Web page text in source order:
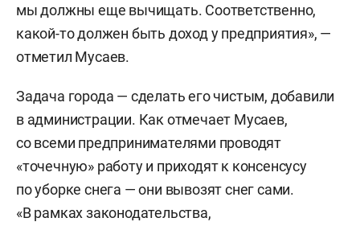
мы должны еще вычищать. Соответственно,
какой-то должен быть доход у предприятия», —
отметил Мусаев.
Задача города — сделать его чистым, добавили
в администрации. Как отмечает Мусаев,
со всеми предпринимателями проводят
«точечную» работу и приходят к консенсусу
по уборке снега — они вывозят снег сами.
«В рамках законодательства,